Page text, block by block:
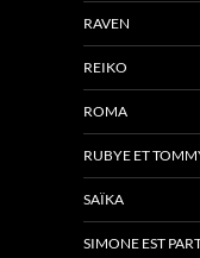
RAVEN
REIKO
ROMA
RUBYE ET
SAÏKA
SIMONE EST